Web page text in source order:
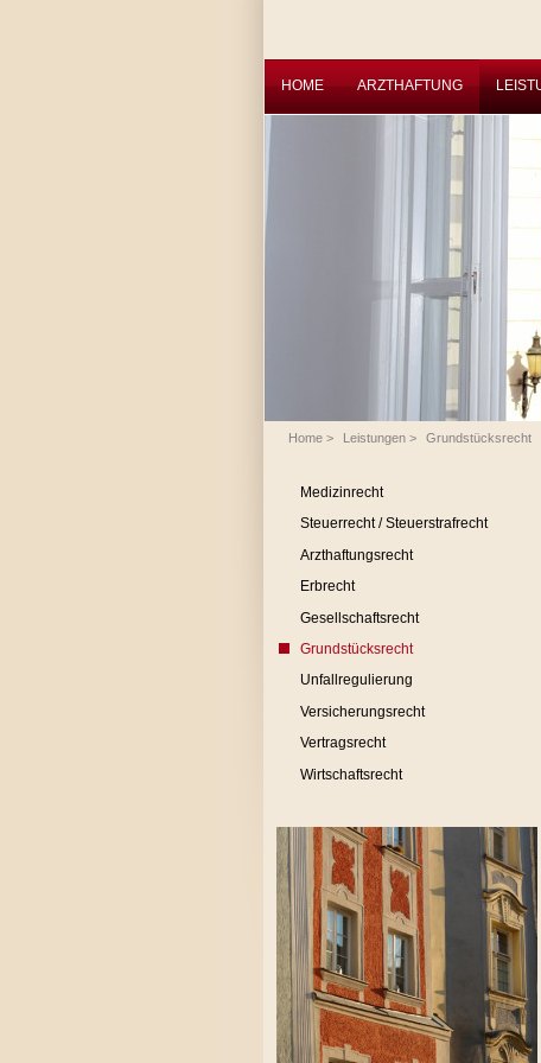
HOME ARZTHAFTUNG
Home> Leistungen> Grundstücksrecht
Medizinrecht
Steuerrecht / Steuerstrafrecht
Arzthaftungsrecht
Erbrecht
Gesellschaftsrecht
Grundstücksrecht
Unfallregulierung
Versicherungsrecht
Vertragsrecht
Wirtschaftsrecht